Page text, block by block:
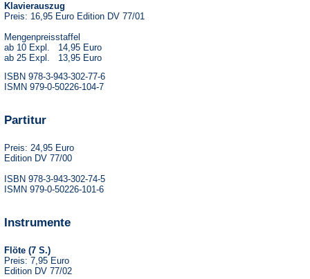
Klavierauszug
Preis: 16,95 Euro Edition DV 77/01
Mengenpreisstaffel
ab 10 Expl. 14,95 Euro
ab 25 Expl. 13,95 Euro
ISBN 978-3-943-302-77-6
ISMN 979-0-50226-104-7
Partitur
Preis: 24,95 Euro
Edition DV 77/00
ISBN 978-3-943-302-74-5
ISMN 979-0-50226-101-6
Instrumente
Flöte (7 S.)
Preis: 7,95 Euro
Edition DV 77/02